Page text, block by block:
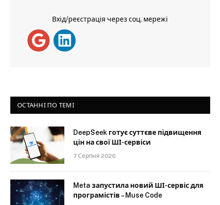
Вхід/реєстрація через соц. мережі
ОСТАННІ ПО ТЕМІ
DeepSeek готує суттєве підвищення
цін на свої ШІ-сервіси
7 Серпня 2026
Meta запустила новий ШІ-сервіс для
програмістів – Muse Code